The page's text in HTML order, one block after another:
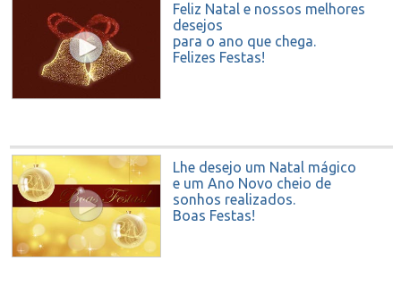
Feliz Natal e nossos melhores
desejos
para o ano que chega.
Felizes Festas!
Lhe desejo um Natal mágico
e um Ano Novo cheio de
sonhos realizados.
Boas Festas!